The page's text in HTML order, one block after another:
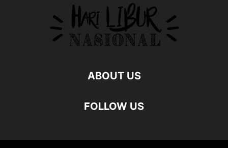
ABOUT US
FOLLOW US